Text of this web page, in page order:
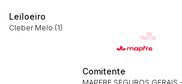
Leiloeiro
Cleber Melo (1)
Comitente